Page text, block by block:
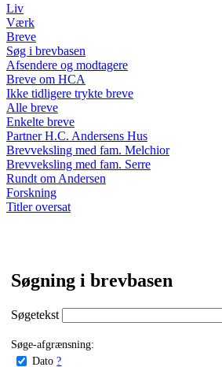
Liv
Værk
Breve
Søg i brevbasen
Afsendere og modtagere
Breve om HCA
Ikke tidligere trykte breve
Alle breve
Enkelte breve
Partner H.C. Andersens Hus
Brevveksling med fam. Melchior
Brevveksling med fam. Serre
Rundt om Andersen
Forskning
Titler oversat
Søgning i brevbasen
Søgetekst
Søge-afgrænsning:
Dato ?